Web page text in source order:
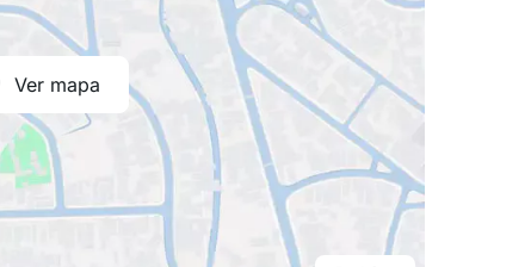
Ver mapa